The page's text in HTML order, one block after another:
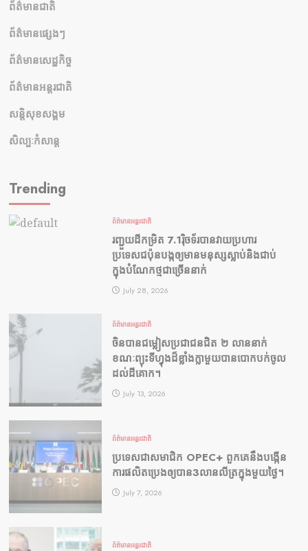
ព័ត៌មានជាតិ
ព័ត៌មានផ្សេងៗ
ព័ត៌មានសេដ្ឋកិច្ច
ព័ត៌មានអន្តរជាតិ
សន្តិសុខសង្គម
សិល្បៈកំសាន្ត
Trending
ព័ត៌មានអន្តរជាតិ
រញ្ជួយដីកម្រិត​ 7.1រ៉ិចទ័របានវាយប្រហារ
ប្រទេសជប៉ុនបង្កឲ្យមានមនុស្សស្លាប់​និង​ជាប់
ក្នុងបំណែកថ្មជាច្រើននាក់
July 28, 2026
ព័ត៌មានអន្តរជាតិ
ចិនបានជម្លៀសប្រជាជនជិត ២ លាននាក់
ខណៈព្យុះទីហ្វុងដ៏ខ្លាំងក្លាមួយបានបោកបក់ចូល
ដល់ដីគោក។
July 13, 2026
ព័ត៌មានអន្តរជាតិ
ប្រទេសជាសមាជិក OPEC+​ ពួកគេនឹងបង្កើន
ការផលិតប្រេងឲ្យបាន3លានលីត្រក្នុងមួយថ្ងៃ។
July 7, 2026
ព័ត៌មានអន្តរជាតិ